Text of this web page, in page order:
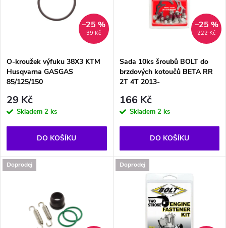
p
r
o
d
u
s
p
r
o
d
39 Kč
–25 %
O-kroužek výfuku 38X3 KTM
Husqvarna GASGAS
85/125/150
29 Kč
Skladem 2 ks
DO KOŠÍKU
222 Kč
–25 %
Sada 10ks šroubů BOLT do
brzdových kotoučů BETA RR
2T 4T 2013-
166 Kč
Skladem 2 ks
DO KOŠÍKU
Doprodej Doprodej